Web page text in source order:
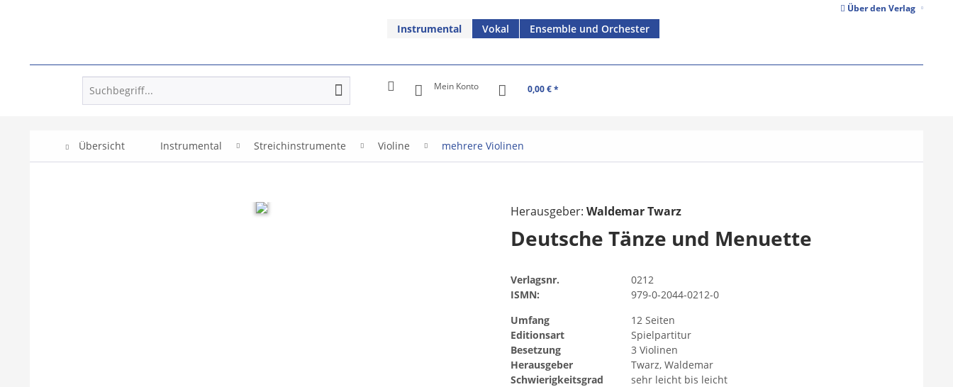
Über den Verlag
Instrumental Vokal Ensemble und Orchester
Mein Konto 0,00 € *
Übersicht Instrumental Streichinstrumente Violine mehrere Violinen
Herausgeber:Waldemar Twarz
Deutsche Tänze und Menuette
Verlagsnr.
0212
ISMN:
979-0-2044-0212-0
Umfang
12 Seiten
Editionsart
Spielpartitur
Besetzung
3 Violinen
Herausgeber
Twarz, Waldemar
Schwierigkeitsgrad
sehr leicht bis leicht